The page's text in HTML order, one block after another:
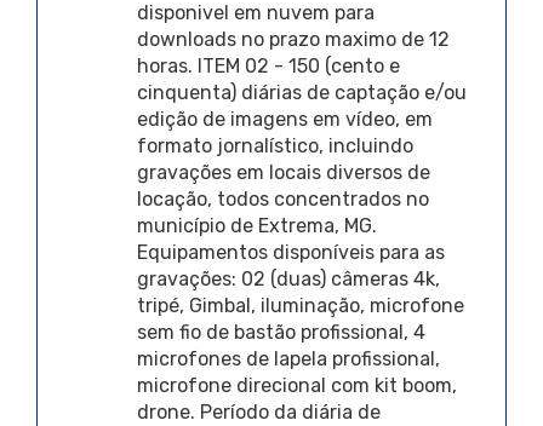
disponivel em nuvem para
downloads no prazo maximo de 12
horas. ITEM 02 - 150 (cento e
cinquenta) diárias de captação e/ou
edição de imagens em vídeo, em
formato jornalístico, incluindo
gravações em locais diversos de
locação, todos concentrados no
município de Extrema, MG.
Equipamentos disponíveis para as
gravações: 02 (duas) câmeras 4k,
tripé, Gimbal, iluminação, microfone
sem fio de bastão profissional, 4
microfones de lapela profissional,
microfone direcional com kit boom,
drone. Período da diária de